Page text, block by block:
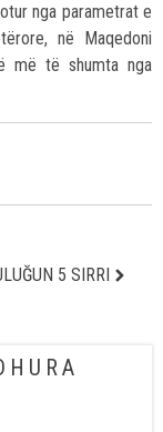
nga parametrat e
në Maqedoni
më të shumta nga
5 SIRRI